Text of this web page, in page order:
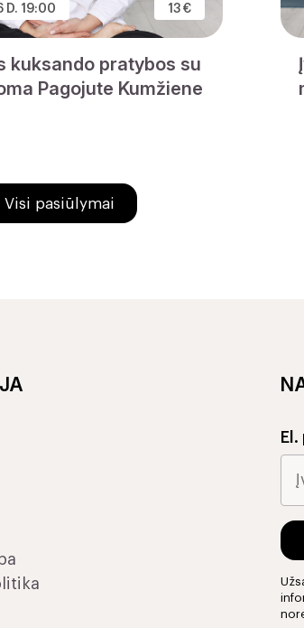
D. 19:00 13 €
kuksando pratybos su
Pagojute Kumžiene
Visi pasiūlymai